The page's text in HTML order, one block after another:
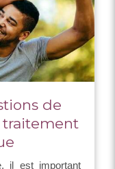
de
traitement
il est important